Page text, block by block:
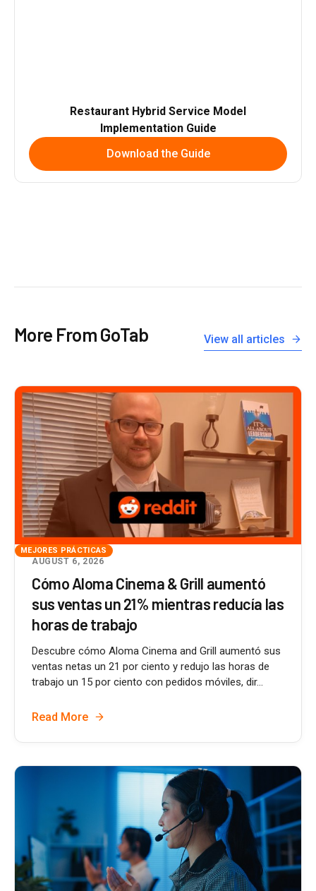
Restaurant Hybrid Service Model
Implementation Guide
Download the Guide
More From GoTab View all articles
MEJORES PRÁCTICAS
AUGUST 6, 2026
Cómo Aloma Cinema & Grill aumentó
sus ventas un 21% mientras reducía las
horas de trabajo
Descubre cómo Aloma Cinema and Grill aumentó sus
ventas netas un 21 por ciento y redujo las horas de
trabajo un 15 por ciento con pedidos móviles, dir...
Read More